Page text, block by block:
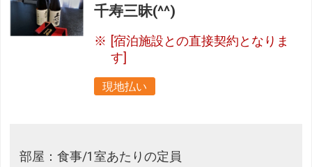
千寿三昧(^^)
[宿泊施設との直接契約となりま
す]
現地払い
部屋：食事/1室あたりの定員